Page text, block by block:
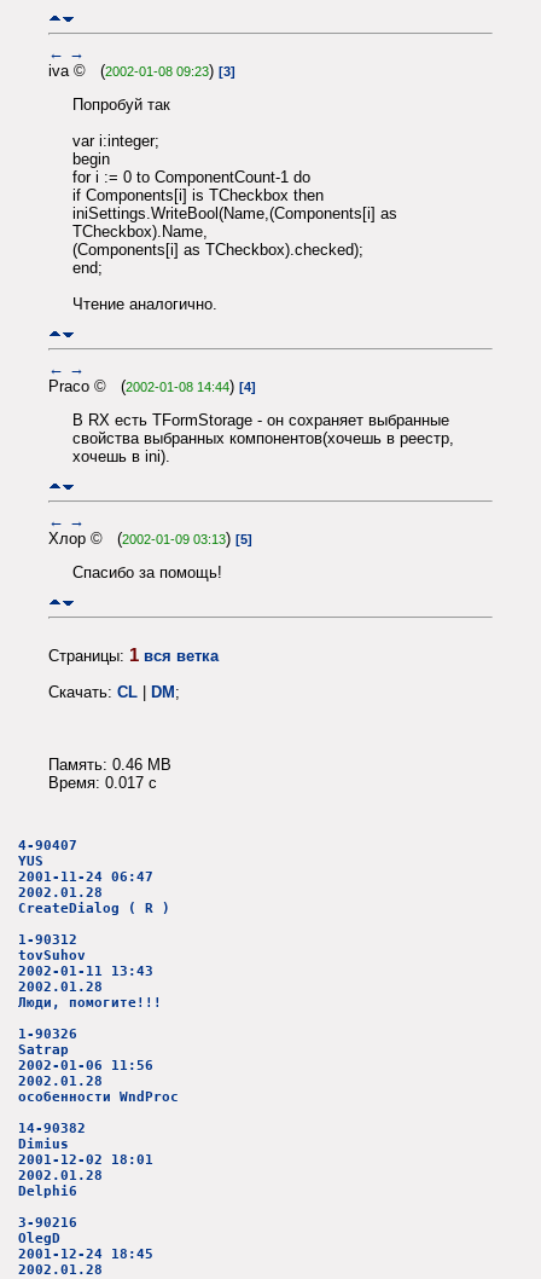
← →
iva © (2002-01-08 09:23) [3]
Попробуй так
var i:integer;
begin
for i := 0 to ComponentCount-1 do
if Components[i] is TCheckbox then
iniSettings.WriteBool(Name,(Components[i] as
TCheckbox).Name,
(Components[i] as TCheckbox).checked);
end;
Чтение аналогично.
← →
Praco © (2002-01-08 14:44) [4]
В RX есть TFormStorage - он сохраняет выбранные
свойства выбранных компонентов(хочешь в реестр,
хочешь в ini).
← →
Хлор © (2002-01-09 03:13) [5]
Спасибо за помощь!
Страницы: 1 вся ветка
Скачать: CL | DM;
Память: 0.46 MB
Время: 0.017 c
4-90407
YUS
2001-11-24 06:47
2002.01.28
CreateDialog ( R )
1-90312
tovSuhov
2002-01-11 13:43
2002.01.28
Люди, помогите!!!
1-90326
Satrap
2002-01-06 11:56
2002.01.28
особенности WndProc
14-90382
Dimius
2001-12-02 18:01
2002.01.28
Delphi6
3-90216
OlegD
2001-12-24 18:45
2002.01.28